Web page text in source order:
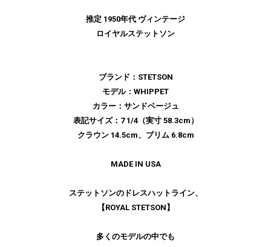
推定 1950年代 ヴィンテージ
ロイヤルステットソン
ブランド：STETSON
モデル：WHIPPET
カラー：サンドベージュ
表記サイズ：7 1/4（実寸 58.3cm）
クラウン 14.5cm、ブリム 6.8cm
MADE IN USA
ステットソンのドレスハットライン、
【ROYAL STETSON】
多くのモデルの中でも